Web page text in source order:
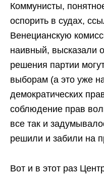
Коммунисты,
оспорить в судах,
Венецианскую
наивный, высказали
решения партии
выборам (а это уже
демократических
соблюдение прав
все так и
решили и забили на
Вот и в этот раз